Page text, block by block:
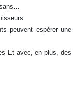
peuvent espérer une
Et avec, en plus, des